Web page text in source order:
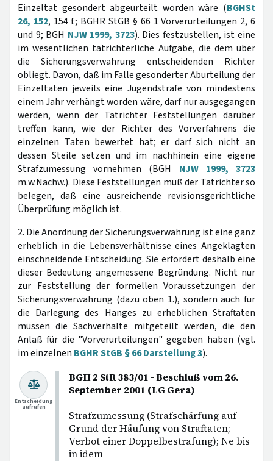
Einzeltat gesondert abgeurteilt worden wäre (BGHSt
26, 152, 154 f.; BGHR StGB § 66 1 Vorverurteilungen 2, 6
und 9; BGH NJW 1999, 3723). Dies festzustellen, ist eine
im wesentlichen tatrichterliche Aufgabe, die dem über
die Sicherungsverwahrung entscheidenden Richter
obliegt. Davon, daß im Falle gesonderter Aburteilung der
Einzeltaten jeweils eine Jugendstrafe von mindestens
einem Jahr verhängt worden wäre, darf nur ausgegangen
werden, wenn der Tatrichter Feststellungen darüber
treffen kann, wie der Richter des Vorverfahrens die
einzelnen Taten bewertet hat; er darf sich nicht an
dessen Steile setzen und im nachhinein eine eigene
Strafzumessung vornehmen (BGH NJW 1999, 3723
m.w.Nachw.). Diese Feststellungen muß der Tatrichter so
belegen, daß eine ausreichende revisionsgerichtliche
Überprüfung möglich ist.
2. Die Anordnung der Sicherungsverwahrung ist eine ganz
erheblich in die Lebensverhältnisse eines Angeklagten
einschneidende Entscheidung. Sie erfordert deshalb eine
dieser Bedeutung angemessene Begründung. Nicht nur
zur Feststellung der formellen Voraussetzungen der
Sicherungsverwahrung (dazu oben 1.), sondern auch für
die Darlegung des Hanges zu erheblichen Straftaten
müssen die Sachverhalte mitgeteilt werden, die den
Anlaß für die "Vorverurteilungen" gegeben haben (vgl.
im einzelnen BGHR StGB § 66 Darstellung 3).
BGH 2 StR 383/01 - Beschluß vom 26.
September 2001 (LG Gera)
Strafzumessung (Strafschärfung auf
Grund der Häufung von Straftaten;
Verbot einer Doppelbestrafung); Ne bis
in idem
Entscheidung
aufrufen